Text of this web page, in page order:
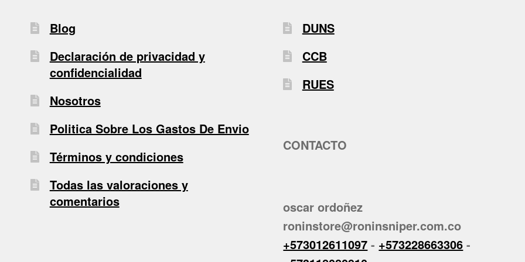
Blog
Declaración de privacidad y
confidencialidad
Nosotros
Politica Sobre Los Gastos De Envio
Términos y condiciones
Todas las valoraciones y
comentarios
DUNS
CCB
RUES
CONTACTO
oscar ordoñez
roninstore@roninsniper.com.co
+573012611097 - +573228663306 -